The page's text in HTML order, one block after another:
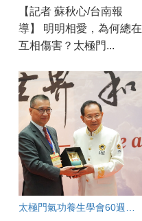
【記者 蘇秋心/台南報
導】 明明相愛，為何總在
互相傷害？太極門...